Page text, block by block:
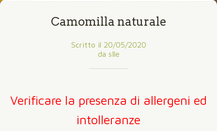
Camomilla naturale
Scritto il 20/05/2020
da sIle
Verificare la presenza di allergeni ed
intolleranze